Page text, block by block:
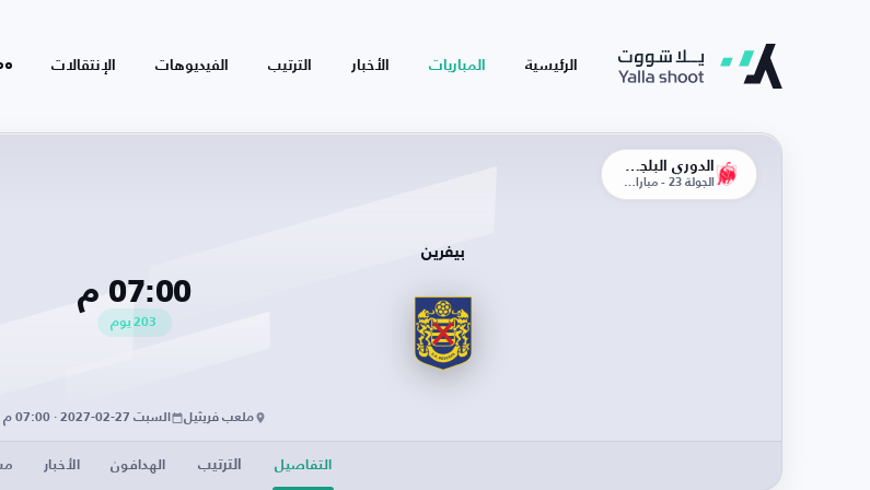
الرئيسية المباريات الأخبار الترتيب الفيديوهات الإنتقالات
الجولة 23 - مباراة الإياب
بيفرين
07:00 م
203 يوم
ملعب فريثيل السبت 27-02-2027 · 07:00 م
التفاصيل الترتيب الهدافون الأخبار